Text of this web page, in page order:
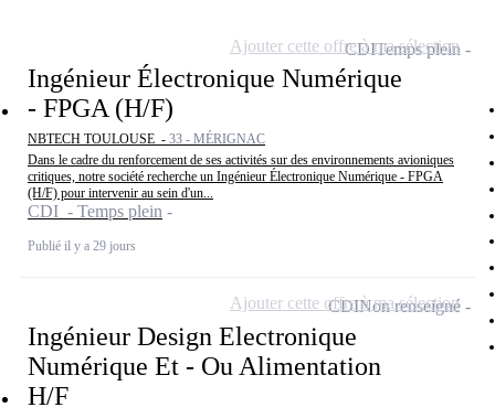
Ingénieur Électronique Numérique
- FPGA (H/F)
NBTECH TOULOUSE - 33 - MÉRIGNAC
Dans le cadre du renforcement de ses activités sur des environnements avioniques
critiques, notre société recherche un Ingénieur Électronique Numérique - FPGA
(H/F) pour intervenir au sein d'un...
CDI - Temps plein
Publié il y a 29 jours
CDITemps plein
Ajouter cette offre à ma sélection
Ingénieur Design Electronique
Numérique Et - Ou Alimentation
H/F
CDINon renseigné
Ajouter cette offre à ma sélection